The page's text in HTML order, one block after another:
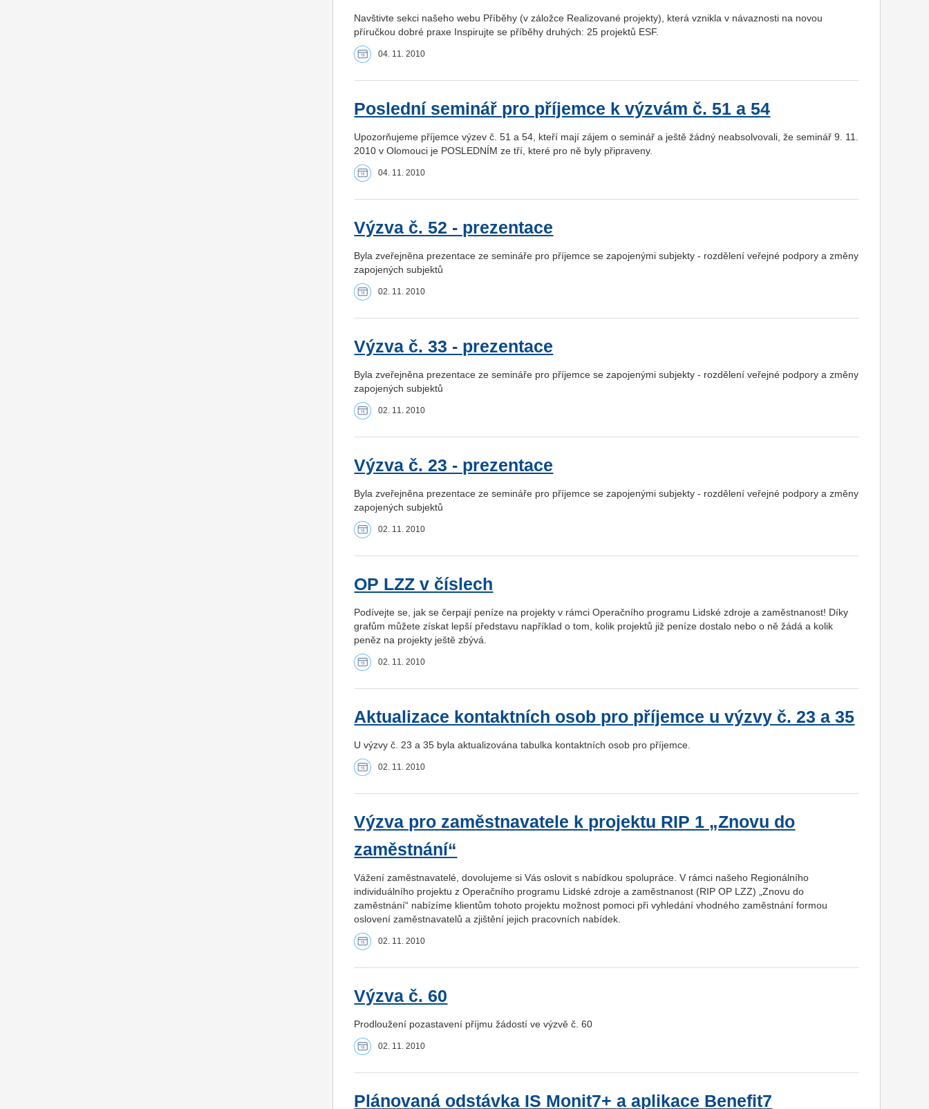
Navštivte sekci našeho webu Příběhy (v záložce Realizované projekty), která vznikla v návaznosti na novou
příručkou dobré praxe Inspirujte se příběhy druhých: 25 projektů ESF.
04. 11. 2010
Poslední seminář pro příjemce k výzvám č. 51 a 54
Upozorňujeme příjemce výzev č. 51 a 54, kteří mají zájem o seminář a ještě žádný neabsolvovali, že seminář 9. 11.
2010 v Olomouci je POSLEDNÍM ze tří, které pro ně byly připraveny.
04. 11. 2010
Výzva č. 52 - prezentace
Byla zveřejněna prezentace ze semináře pro příjemce se zapojenými subjekty - rozdělení veřejné podpory a změny
zapojených subjektů
02. 11. 2010
Výzva č. 33 - prezentace
Byla zveřejněna prezentace ze semináře pro příjemce se zapojenými subjekty - rozdělení veřejné podpory a změny
zapojených subjektů
02. 11. 2010
Výzva č. 23 - prezentace
Byla zveřejněna prezentace ze semináře pro příjemce se zapojenými subjekty - rozdělení veřejné podpory a změny
zapojených subjektů
02. 11. 2010
OP LZZ v číslech
Podívejte se, jak se čerpají peníze na projekty v rámci Operačního programu Lidské zdroje a zaměstnanost! Díky
grafům můžete získat lepší představu například o tom, kolik projektů již peníze dostalo nebo o ně žádá a kolik
peněz na projekty ještě zbývá.
02. 11. 2010
Aktualizace kontaktních osob pro příjemce u výzvy č. 23 a 35
U výzvy č. 23 a 35 byla aktualizována tabulka kontaktních osob pro příjemce.
02. 11. 2010
Výzva pro zaměstnavatele k projektu RIP 1 „Znovu do
zaměstnání“
Vážení zaměstnavatelé, dovolujeme si Vás oslovit s nabídkou spolupráce. V rámci našeho Regionálního
individuálního projektu z Operačního programu Lidské zdroje a zaměstnanost (RIP OP LZZ) „Znovu do
zaměstnání“ nabízíme klientům tohoto projektu možnost pomoci při vyhledání vhodného zaměstnání formou
oslovení zaměstnavatelů a zjištění jejich pracovních nabídek.
02. 11. 2010
Výzva č. 60
Prodloužení pozastavení příjmu žádostí ve výzvě č. 60
02. 11. 2010
Plánovaná odstávka IS Monit7+ a aplikace Benefit7